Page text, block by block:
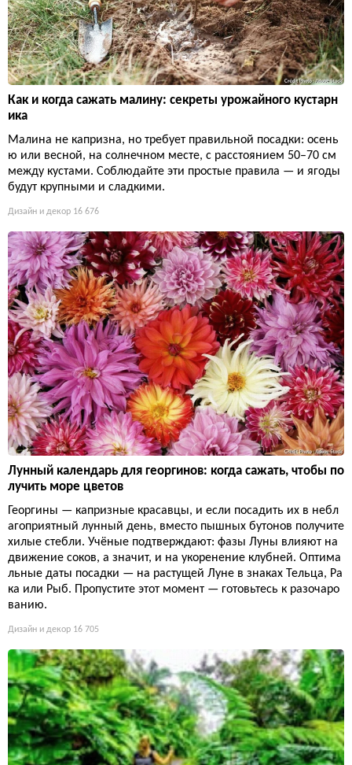
Как и когда сажать малину: секреты урожайного кустарн
ика
Малина не капризна, но требует правильной посадки: осень
ю или весной, на солнечном месте, с расстоянием 50–70 см
между кустами. Соблюдайте эти простые правила — и ягоды
будут крупными и сладкими.
Дизайн и декор 16 676
Лунный календарь для георгинов: когда сажать, чтобы по
лучить море цветов
Георгины — капризные красавцы, и если посадить их в небл
агоприятный лунный день, вместо пышных бутонов получите
хилые стебли. Учёные подтверждают: фазы Луны влияют на
движение соков, а значит, и на укоренение клубней. Оптима
льные даты посадки — на растущей Луне в знаках Тельца, Ра
ка или Рыб. Пропустите этот момент — готовьтесь к разочаро
ванию.
Дизайн и декор 16 705